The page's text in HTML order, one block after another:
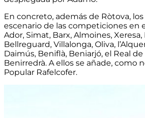
En concreto, además de Ròtova,
escenario de las competiciones en
Ador, Simat, Barx, Almoines, Xeresa,
Bellreguard, Villalonga, Oliva,
Daimús, Beniflà, Beniarjó, el Real
Benirredrà. A ellos se añade, como
Popular Rafelcofer.